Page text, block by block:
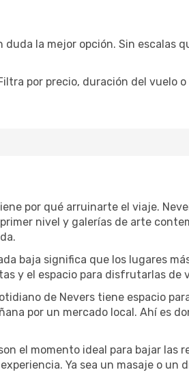
la mejor opción. Sin escalas
por precio, duración del vuelo
por qué arruinarte el viaje.
nivel y galerías de arte
baja significa que los lugares
y el espacio para disfrutarlas de
de Nevers tiene espacio
por un mercado local. Ahí es
el momento ideal para bajar las
Ya sea un masaje o un